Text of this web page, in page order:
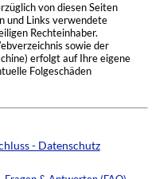
von diesen Seiten
und Links verwendete
Rechteinhaber.
sowie der
erfolgt auf Ihre eigene
Folgeschäden
- Datenschutz